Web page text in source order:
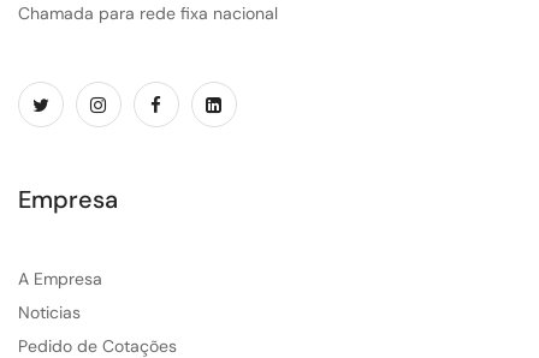
Chamada para rede fixa nacional
Empresa
A Empresa
Noticias
Pedido de Cotações